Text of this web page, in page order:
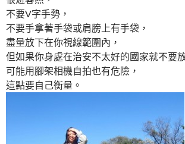
不要V字手勢，
不要手拿著手袋或肩膀上有手袋，
盡量放下在你視線範圍內，
但如果你身處在治安不太好的國家就不要
可能用腳架相機自拍也有危險，
這點要自己衡量。